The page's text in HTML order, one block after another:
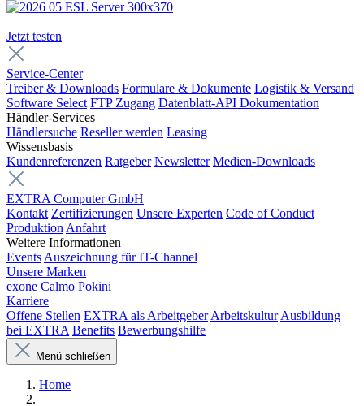
Jetzt testen
Service-Center
Treiber & Downloads Formulare & Dokumente Logistik & Versand
Software Select FTP Zugang Datenblatt-API Dokumentation
Händler-Services
Händlersuche Reseller werden Leasing
Wissensbasis
Kundenreferenzen Ratgeber Newsletter Medien-Downloads
EXTRA Computer GmbH
Kontakt Zertifizierungen Unsere Experten Code of Conduct
Produktion Anfahrt
Weitere Informationen
Events Auszeichnung für IT-Channel
Unsere Marken
exone Calmo Pokini
Karriere
Offene Stellen EXTRA als Arbeitgeber Arbeitskultur Ausbildung
bei EXTRA Benefits Bewerbungshilfe
Menü schließen
Home